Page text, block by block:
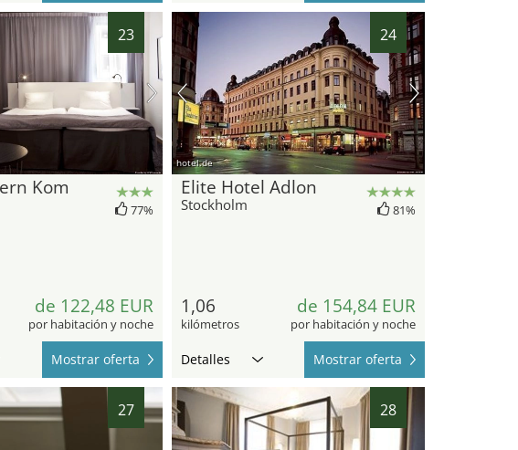
23
Kom
77%
de 122,48 EUR
por habitación y noche
Mostrar oferta
24
hotel.de
Elite Hotel Adlon
Stockholm 81%
1,06
kilómetros
de 154,84 EUR
por habitación y noche
Detalles Mostrar oferta
27 28